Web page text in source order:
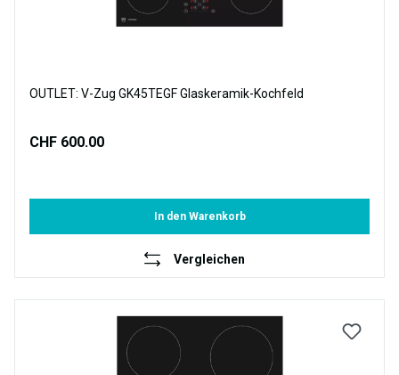
OUTLET: V-Zug GK45TEGF Glaskeramik-Kochfeld
CHF 600.00
In den Warenkorb
Vergleichen